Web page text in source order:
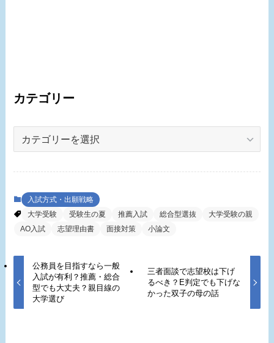
カテゴリー
ー
入試方式・出願戦略
大学受験
受験生の夏 推薦入試 総合型選抜
大学受験の親
AO入試
志望理由書 面接対策 小論文
公務員を目指すなら一般
入試が有利？推薦・総合
型でも大丈夫？親目線の
大学選び
三者面談で志望校は下げ
るべき？E判定でも下げな
かった双子の母の話